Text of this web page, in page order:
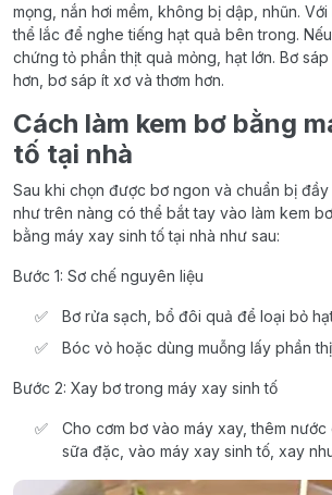
mọng, nắn hơi mềm, không bị dập, nhũn.
thể lắc để nghe tiếng hạt quả bên trong.
chứng tỏ phần thịt quả mỏng, hạt lớn. Bơ
hơn, bơ sáp ít xơ và thơm hơn.
Cách làm kem bơ bằng
tố tại nhà
Sau khi chọn được bơ ngon và chuẩn bị
như trên nàng có thể bắt tay vào làm kem
bằng máy xay sinh tố tại nhà như sau:
Bước 1: Sơ chế nguyên liệu
Bơ rửa sạch, bổ đôi quả để loại bỏ
Bóc vỏ hoặc dùng muỗng lấy phần
Bước 2: Xay bơ trong máy xay sinh tố
Cho cơm bơ vào máy xay, thêm nước
sữa đặc, vào máy xay sinh tố, xay